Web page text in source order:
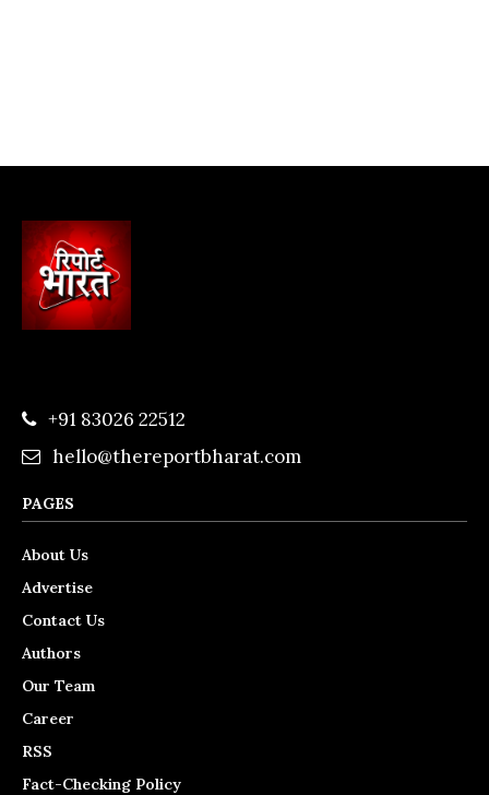
+91 83026 22512
hello@thereportbharat.com
PAGES
About Us
Advertise
Contact Us
Authors
Our Team
Career
RSS
Fact-Checking Policy